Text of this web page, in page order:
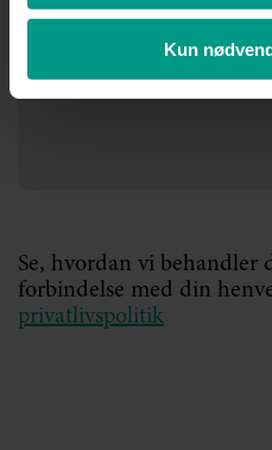
Kun
Se, hvordan vi behandler
forbindelse med din
privatlivspolitik